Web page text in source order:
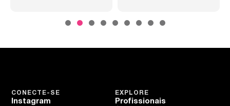
EXPLORE
Profissionais
CONECTE-SE
Instagram